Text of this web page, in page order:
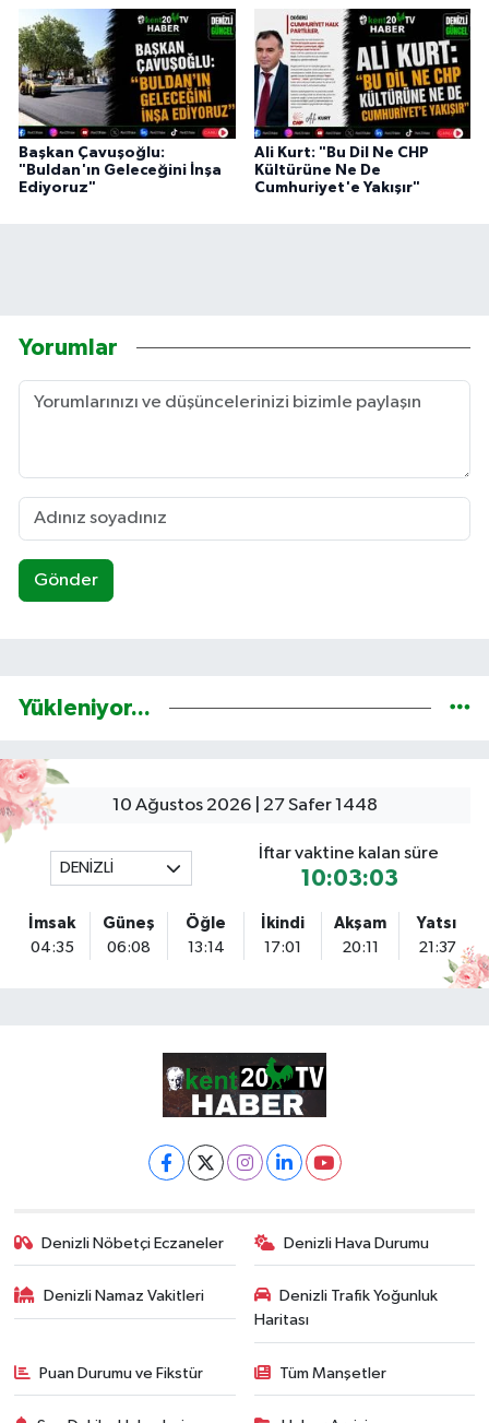
Başkan Çavuşoğlu:
"Buldan'ın Geleceğini İnşa
Ediyoruz"
Ali Kurt: "Bu Dil Ne CHP
Kültürüne Ne De
Cumhuriyet'e Yakışır"
Yorumlar
Gönder
Yükleniyor...
10 Ağustos 2026 | 27 Safer 1448
DENİZLİ
İftar vaktine kalan süre
10:03:03
İmsak
04:35
Güneş
06:08
Öğle
13:14
İkindi
17:01
Akşam
20:11
Yatsı
21:37
Denizli Nöbetçi Eczaneler Denizli Hava Durumu
Denizli Namaz Vakitleri
Denizli Trafik Yoğunluk
Haritası
Puan Durumu ve Fikstür Tüm Manşetler